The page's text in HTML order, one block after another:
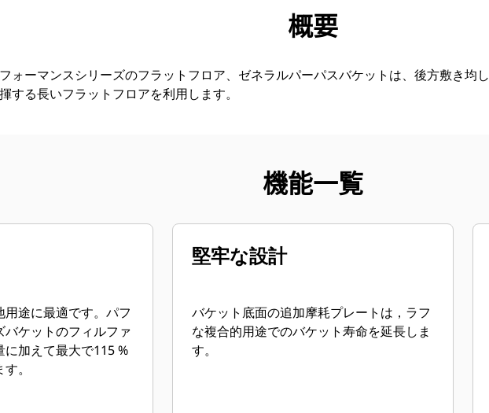
ツアー
概要
ォーマンスシリーズのフラットフロア、ゼネラルパーパスバケットは、後方敷き均
する長いフラットフロアを利用します。
機能一覧
途に最適です。パフ
バケットのフィルファ
に加えて最大で115 %
。
堅牢な設計
バケット底面の追加摩耗プレートは，ラフ
な複合的用途でのバケット寿命を延長しま
す。